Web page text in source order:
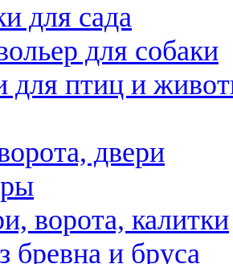
для сада
для собаки
для птиц и
двери
ворота, калитки
бревна и бруса